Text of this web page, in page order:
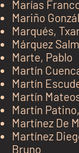
Marías
Mariño
Marqués,
Márquez
Marte, Pablo
Martín
Martín
Martín
Martín
Martínez De
Martínez
Bruno